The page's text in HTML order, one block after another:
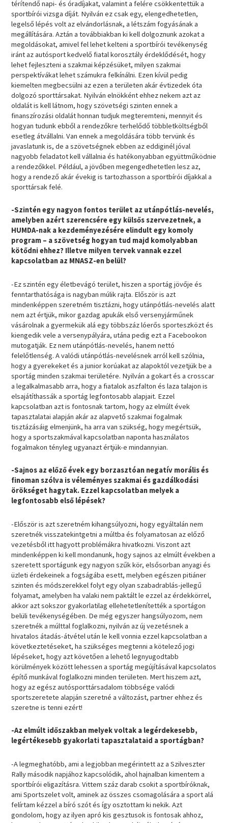
térítendő napi- és óradíjakat, valamint a felére csökkentettük a
sportbírói vizsga díját. Nyilván ez csak egy, elengedhetetlen,
legelső lépés volt az elvándorlásnak, a létszám fogyásának a
megállítására. Aztán a továbbiakban ki kell dolgoznunk azokat a
megoldásokat, amivel fel lehet kelteni a sportbírói tevékenység
iránt az autósport kedvelő fiatal korosztály érdeklődését, hogy
lehet fejleszteni a szakmai képzésüket, milyen szakmai
perspektívákat lehet számukra felkínálni. Ezen kívül pedig
kiemelten megbecsülni az ezen a területen akár évtizedek óta
dolgozó sporttársakat. Nyilván elnökként ehhez nekem azt az
oldalát is kell látnom, hogy szövetségi szinten ennek a
finanszírozási oldalát honnan tudjuk megteremteni, mennyit és
hogyan tudunk ebből a rendezőkre terhelődő többletköltségből
esetleg átvállalni. Van ennek a megoldására több tervünk és
javaslatunk is, de a szövetségnek ebben az eddiginél jóval
nagyobb feladatot kell vállalnia és hatékonyabban együttműködnie
a rendezőkkel. Például, a jövőben megengedhetetlen lesz az,
hogy a rendező akár évekig is tartozhasson a sportbírói díjakkal a
sporttársak felé.
-Szintén egy nagyon fontos terület az utánpótlás-nevelés,
amelyben azért szerencsére egy külsős szervezetnek, a
HUMDA-nak a kezdeményezésére elindult egy komoly
program – a szövetség hogyan tud majd komolyabban
kötődni ehhez? Illetve milyen tervek vannak ezzel
kapcsolatban az MNASZ-en belül?
-Ez szintén egy életbevágó terület, hiszen a sportág jövője és
fenntarthatósága is nagyban múlik rajta. Először is azt
mindenképpen szeretném tisztázni, hogy utánpótlás-nevelés alatt
nem azt értjük, mikor gazdag apukák első versenyjárműnek
vásárolnak a gyermekük alá egy többszáz lóerős sporteszközt és
kiengedik vele a versenypályára, utána pedig ezt a Facebookon
mutogatják. Ez nem utánpótlás-nevelés, hanem nettó
felelőtlenség. A valódi utánpótlás-nevelésnek arról kell szólnia,
hogy a gyerekeket és a junior korúakat az alapoktól vezetjük be a
sportág minden szakmai területére. Nyilván a gokart és a crosscar
a legalkalmasabb arra, hogy a fiatalok aszfalton és laza talajon is
elsajátíthassák a sportág legfontosabb alapjait. Ezzel
kapcsolatban azt is fontosnak tartom, hogy az elmúlt évek
tapasztalatai alapján akár az alapvető szakmai fogalmak
tisztázásáig elmenjünk, ha arra van szükség, hogy megértsük,
hogy a sportszakmával kapcsolatban naponta használatos
fogalmakon tényleg ugyanazt értjük-e mindannyian.
-Sajnos az előző évek egy borzasztóan negatív morális és
finoman szólva is véleményes szakmai és gazdálkodási
örökséget hagytak. Ezzel kapcsolatban melyek a
legfontosabb első lépések?
-Először is azt szeretném kihangsúlyozni, hogy egyáltalán nem
szeretnék visszatekintgetni a múltba és folyamatosan az előző
vezetésből itt hagyott problémákra hivatkozni. Viszont azt
mindenképpen ki kell mondanunk, hogy sajnos az elmúlt években a
szeretett sportágunk egy nagyon szűk kör, elsősorban anyagi és
üzleti érdekeinek a fogságába esett, melyben egészen pitiáner
szinten és módszerekkel folyt egy olyan szabadrablás-jellegű
folyamat, amelyben ha valaki nem paktált le ezzel az érdekkörrel,
akkor azt sokszor gyakorlatilag ellehetetlenítették a sportágon
belüli tevékenységében. De még egyszer hangsúlyozom, nem
szeretnék a múlttal foglalkozni, nyilván az új vezetésnek a
hivatalos átadás-átvétel után le kell vonnia ezzel kapcsolatban a
következtetéseket, ha szükséges megtenni a kötelező jogi
lépéseket, hogy azt követően a lehető legnyugodtabb
körülmények között lehessen a sportág megújításával kapcsolatos
építő munkával foglalkozni minden területen. Mert hiszem azt,
hogy az egész autósporttársadalom többsége valódi
sportszeretete alapján szeretné a változást, partner ehhez és
szeretne is tenni ezért!
-Az elmúlt időszakban melyek voltak a legérdekesebb,
legértékesebb gyakorlati tapasztalataid a sportágban?
-A legmeghatóbb, ami a legjobban megérintett az a Szilveszter
Rally második napjához kapcsolódik, ahol hajnalban kimentem a
sportbírói eligazításra. Vittem száz darab csokit a sportbíróknak,
ami Sportszelet volt, aminek az összes csomagolására a sport alá
felírtam kézzel a bíró szót és így osztottam ki nekik. Azt
gondolom, hogy az ilyen apró kis gesztusok is fontosak ahhoz,